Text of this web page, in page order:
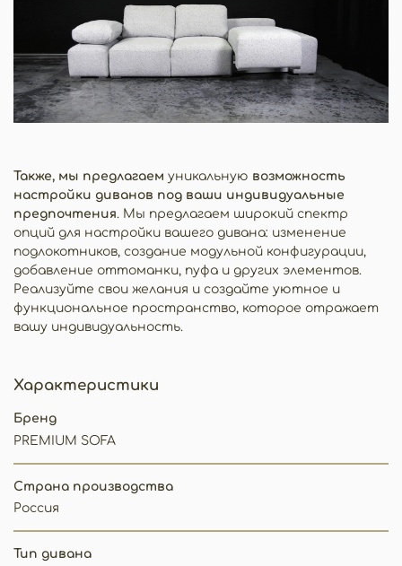
Также, мы предлагаем уникальную возможность
настройки диванов под ваши индивидуальные
предпочтения. Мы предлагаем широкий спектр
опций для настройки вашего дивана: изменение
подлокотников, создание модульной конфигурации,
добавление оттоманки, пуфа и других элементов.
Реализуйте свои желания и создайте уютное и
функциональное пространство, которое отражает
вашу индивидуальность.
Характеристики
Бренд
PREMIUM SOFA
Страна производства
Россия
Тип дивана